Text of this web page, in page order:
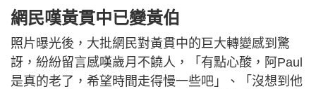
網民嘆黃貫中已變黃伯
照片曝光後，大批網民對黃貫中的巨大轉變感到驚
訝，紛紛留言感嘆歲月不饒人，「有點心酸，阿Paul
是真的老了，希望時間走得慢一些吧」、「沒想到他